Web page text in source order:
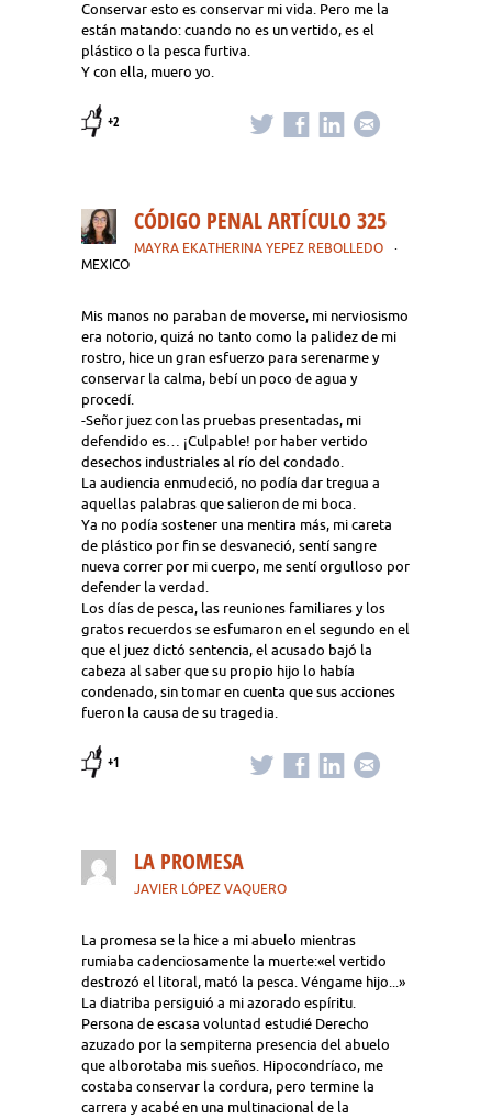
Conservar esto es conservar mi vida. Pero me la
están matando: cuando no es un vertido, es el
plástico o la pesca furtiva.
Y con ella, muero yo.
+2
CÓDIGO PENAL ARTÍCULO 325
MAYRA EKATHERINA YEPEZ REBOLLEDO
·
MEXICO
Mis manos no paraban de moverse, mi nerviosismo
era notorio, quizá no tanto como la palidez de mi
rostro, hice un gran esfuerzo para serenarme y
conservar la calma, bebí un poco de agua y
procedí.
-Señor juez con las pruebas presentadas, mi
defendido es… ¡Culpable! por haber vertido
desechos industriales al río del condado.
La audiencia enmudeció, no podía dar tregua a
aquellas palabras que salieron de mi boca.
Ya no podía sostener una mentira más, mi careta
de plástico por fin se desvaneció, sentí sangre
nueva correr por mi cuerpo, me sentí orgulloso por
defender la verdad.
Los días de pesca, las reuniones familiares y los
gratos recuerdos se esfumaron en el segundo en el
que el juez dictó sentencia, el acusado bajó la
cabeza al saber que su propio hijo lo había
condenado, sin tomar en cuenta que sus acciones
fueron la causa de su tragedia.
+1
LA PROMESA
JAVIER LÓPEZ VAQUERO
La promesa se la hice a mi abuelo mientras
rumiaba cadenciosamente la muerte:«el vertido
destrozó el litoral, mató la pesca. Véngame hijo...»
La diatriba persiguió a mi azorado espíritu.
Persona de escasa voluntad estudié Derecho
azuzado por la sempiterna presencia del abuelo
que alborotaba mis sueños. Hipocondríaco, me
costaba conservar la cordura, pero termine la
carrera y acabé en una multinacional de la